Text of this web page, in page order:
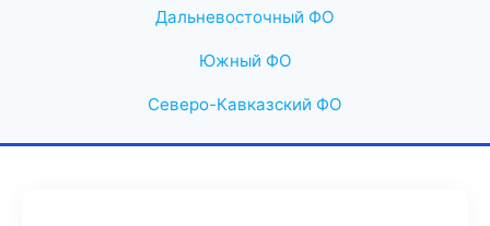
Дальневосточный ФО
Южный ФО
Северо-Кавказский ФО